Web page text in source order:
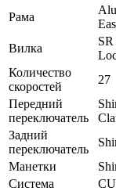
Рама
Вилка
Количество
скоростей
27
Передний
переключатель
Задний
переключатель
Манетки
Система